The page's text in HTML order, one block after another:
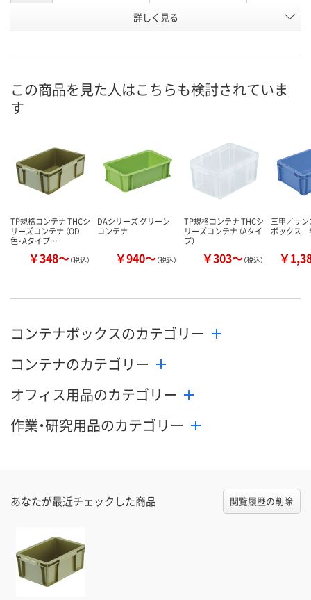
114
さ
お申込番
号
お届け日 8月10日（月） 8月10日（月） 8月10日（月）
カゴへ カゴへ カ
詳しく見る
この商品を見た人はこちらも検討されていま
す
TP規格コンテナ THCシ
リーズコンテナ （OD
色・Aタイプ…
￥348～（税込）
DAシリーズ グリーン
コンテナ
￥940～（税込）
TP規格コンテナ THCシ
リーズコンテナ （Aタイ
プ）
￥303～（税込）
三甲／サ
ボックス
￥
コンテナボックスのカテゴリー
コンテナのカテゴリー
オフィス用品のカテゴリー
作業・研究用品のカテゴリー
あなたが最近チェックした商品 閲覧履歴の削除